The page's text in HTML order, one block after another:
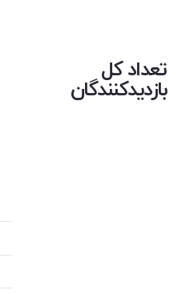
تعداد کل
بازدیدکنندگان